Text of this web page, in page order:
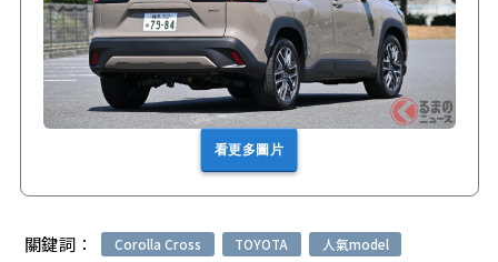
看更多圖片
關鍵詞： Corolla Cross TOYOTA 人氣model